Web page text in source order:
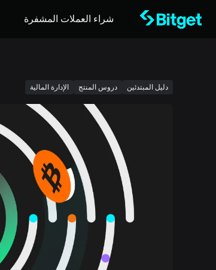
شراء العملات المشفرة
دليل المبتدئين دروس المنتج الإدارة المالية